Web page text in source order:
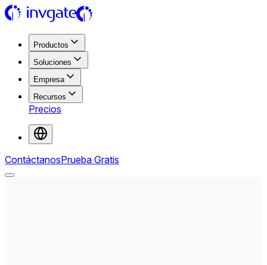
Productos
Soluciones
Empresa
Recursos
Precios
ContáctanosPrueba Gratis